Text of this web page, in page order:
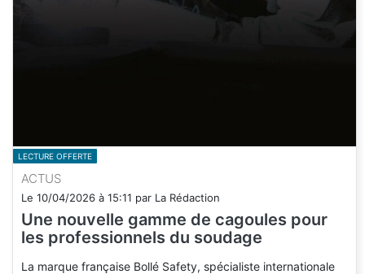
LECTURE OFFERTE
ACTUS
Le 10/04/2026 à 15:11 par La Rédaction
Une nouvelle gamme de cagoules pour
les professionnels du soudage
La marque française Bollé Safety, spécialiste internationale